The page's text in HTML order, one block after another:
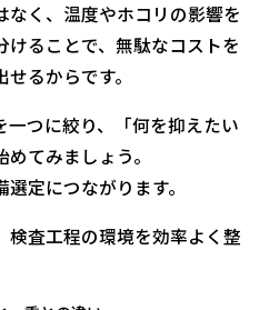
く、温度やホコリの影響を
ることで、無駄なコストを
るからです。
つに絞り、「何を抑えたい
てみましょう。
定につながります。
検査工程の環境を効率よく整